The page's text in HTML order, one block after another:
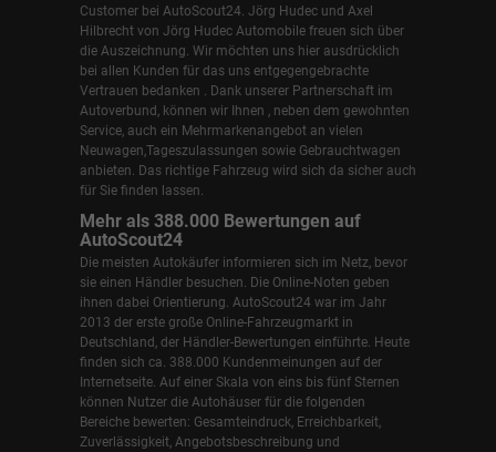
Customer bei AutoScout24. Jörg Hudec und Axel
Hilbrecht von Jörg Hudec Automobile freuen sich über
die Auszeichnung. Wir möchten uns hier ausdrücklich
bei allen Kunden für das uns entgegengebrachte
Vertrauen bedanken . Dank unserer Partnerschaft im
Autoverbund, können wir Ihnen , neben dem gewohnten
Service, auch ein Mehrmarkenangebot an vielen
Neuwagen,Tageszulassungen sowie Gebrauchtwagen
anbieten. Das richtige Fahrzeug wird sich da sicher auch
für Sie finden lassen.
Mehr als 388.000 Bewertungen auf
AutoScout24
Die meisten Autokäufer informieren sich im Netz, bevor
sie einen Händler besuchen. Die Online-Noten geben
ihnen dabei Orientierung. AutoScout24 war im Jahr
2013 der erste große Online-Fahrzeugmarkt in
Deutschland, der Händler-Bewertungen einführte. Heute
finden sich ca. 388.000 Kundenmeinungen auf der
Internetseite. Auf einer Skala von eins bis fünf Sternen
können Nutzer die Autohäuser für die folgenden
Bereiche bewerten: Gesamteindruck, Erreichbarkeit,
Zuverlässigkeit, Angebotsbeschreibung und